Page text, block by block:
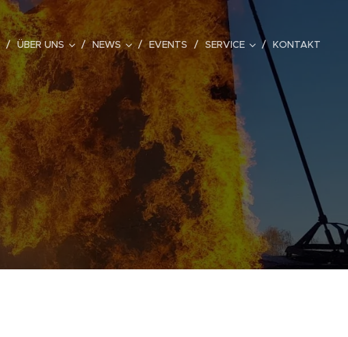
ÜBER UNS NEWS EVENTS SERVICE KONTAKT